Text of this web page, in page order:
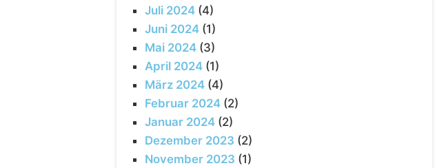
Juli 2024(4)
Juni 2024(1)
Mai 2024(3)
April 2024(1)
März 2024(4)
Februar 2024(2)
Januar 2024(2)
Dezember 2023 (2)
November 2023 (1)